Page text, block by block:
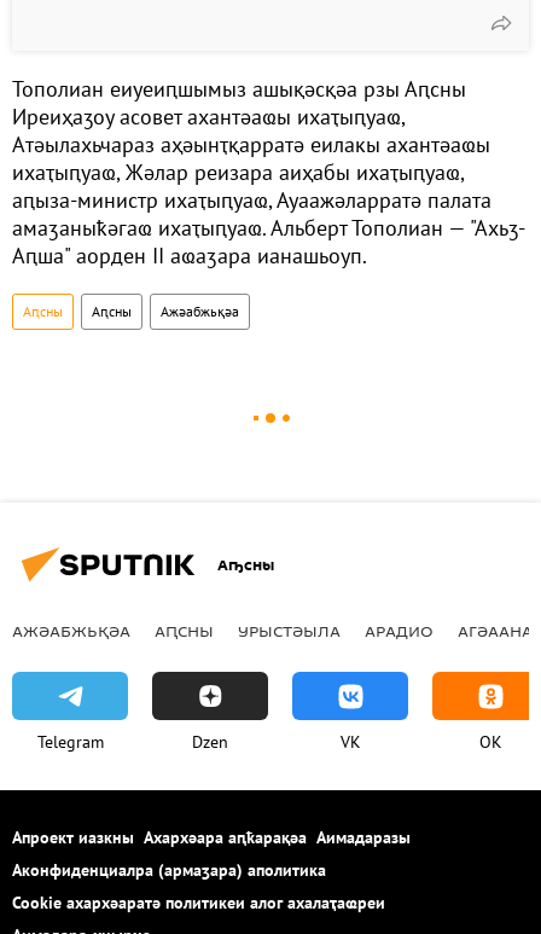
Тополиан еиуеиԥшымыз ашықәсқәа рзы Аԥсны
Иреиҳаӡоу асовет ахантәаҩы ихаҭыԥуаҩ,
Атәылахьчараз аҳәынҭқарратә еилакы ахантәаҩы
ихаҭыԥуаҩ, Жәлар реизара аиҳабы ихаҭыԥуаҩ,
аԥыза-министр ихаҭыԥуаҩ, Ауаажәларратә палата
амаӡаныҟәгаҩ ихаҭыԥуаҩ. Альберт Тополиан — "Ахьӡ-
Аԥша" аорден II аҩаӡара ианашьоуп.
Аԥсны Аԥсны Ажәабжьқәа
Аҧсны
АЖӘАБЖЬҚӘА АԤСНЫ УРЫСТӘЫЛА АРАДИО
Telegram Dzen VK OK
Апроект иазкны Ахархәара аԥҟарақәа Аимадаразы
Аконфиденциалра (армаӡара) аполитика
Cookie ахархәаратә политикеи алог ахалаҭаҩреи